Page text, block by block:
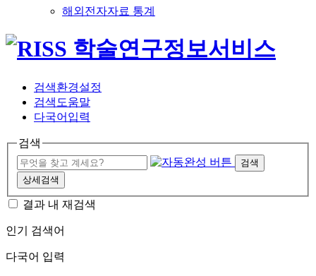
해외전자자료 통계
검색환경설정
검색도움말
다국어입력
검색
검색
상세검색
결과 내 재검색
인기 검색어
다국어 입력